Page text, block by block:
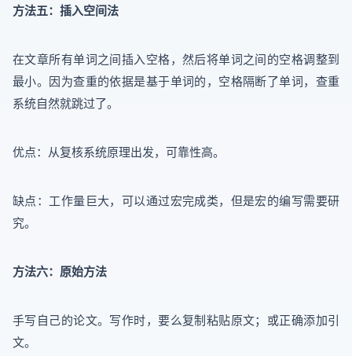
方法五：插入空间法
在文章所有单词之间插入空格，然后将单词之间的空格调整到
最小。因为查重的依据是基于单词的，空格隔断了单词，查重
系统自然就跳过了。
优点：从复核系统原理出发，可靠性高。
缺点：工作量巨大，可以通过宏完成类，但是宏的编写需要研
究。
方法六：原始方法
手写自己的论文。写作时，要么复制粘贴原文；或正确添加引
文。